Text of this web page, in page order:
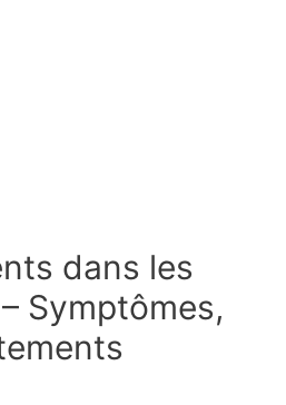
dans les
Symptômes,